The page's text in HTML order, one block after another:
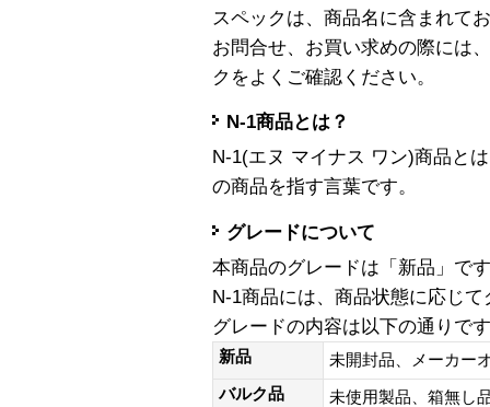
スペックは、商品名に含まれて
お問合せ、お買い求めの際には
クをよくご確認ください。
N-1商品とは？
N-1(エヌ マイナス ワン)商品と
の商品を指す言葉です。
グレードについて
本商品のグレードは「新品」です
N-1商品には、商品状態に応じ
グレードの内容は以下の通りで
新品
未開封品、メーカー
バルク品
未使用製品、箱無